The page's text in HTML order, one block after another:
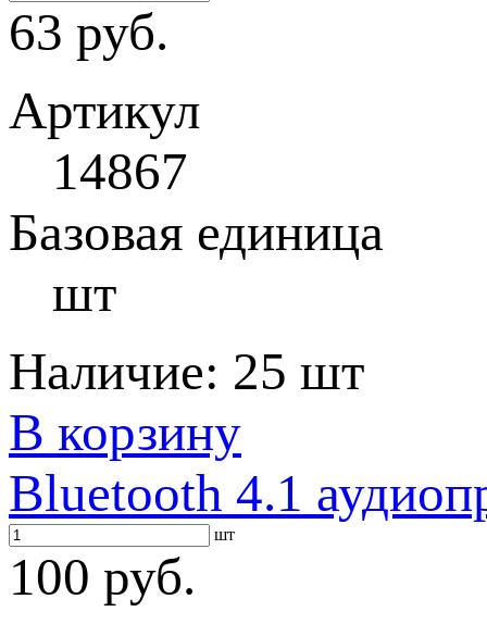
63 руб.
Артикул
14867
Базовая единица
шт
Наличие: 25 шт
В корзину
Bluetooth 4.1
шт
100 руб.